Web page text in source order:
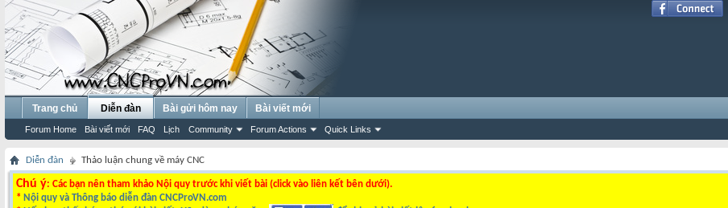
Trang chủ Diễn đàn
Forum Home Bài viết mới FAQ Lịch Community Forum Actions Quick Links
Bài gửi hôm nay Bài viết mới
Diễn đàn Thảo luận chung về máy CNC
Chú ý: Các bạn nên tham khảo Nội quy trước khi viết bài (click vào liên kết bên dưới).
* Nội quy và Thông báo diễn đàn CNCProVN.com